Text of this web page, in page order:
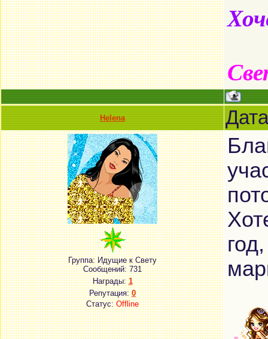
Helena
Группа: Идущие к Свету
Сообщений:731
Награды:1
Репутация:0
Статус:Offline